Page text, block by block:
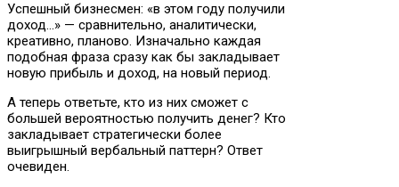
Успешный бизнесмен: «в этом году получили
доход…» — сравнительно, аналитически,
креативно, планово. Изначально каждая
подобная фраза сразу как бы закладывает
новую прибыль и доход, на новый период.
А теперь ответьте, кто из них сможет с
большей вероятностью получить денег? Кто
закладывает стратегически более
выигрышный вербальный паттерн? Ответ
очевиден.